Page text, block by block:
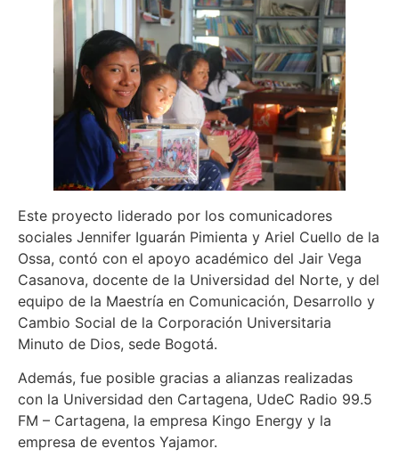
Este proyecto liderado por los comunicadores
sociales Jennifer Iguarán Pimienta y Ariel Cuello de la
Ossa, contó con el apoyo académico del Jair Vega
Casanova, docente de la Universidad del Norte, y del
equipo de la Maestría en Comunicación, Desarrollo y
Cambio Social de la Corporación Universitaria
Minuto de Dios, sede Bogotá.
Además, fue posible gracias a alianzas realizadas
con la Universidad den Cartagena, UdeC Radio 99.5
FM – Cartagena, la empresa Kingo Energy y la
empresa de eventos Yajamor.